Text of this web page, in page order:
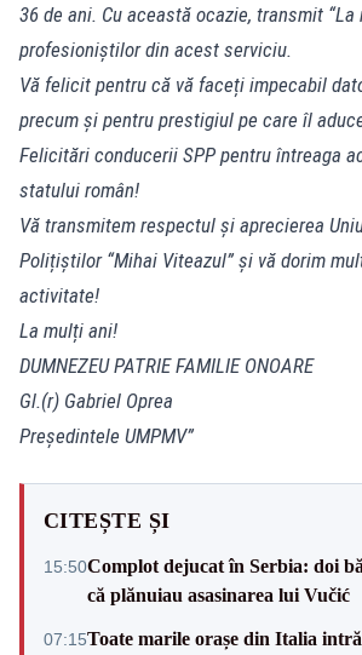
36 de ani. Cu această ocazie, transmit
profesioniștilor din acest serviciu.
Vă felicit pentru că vă faceți impecabil
precum și pentru prestigiul pe care îl
Felicitări conducerii SPP pentru întreaga
statului român!
Vă transmitem respectul și aprecierea
Polițiștilor “Mihai Viteazul” și vă dorim
activitate!
La mulți ani!
DUMNEZEU PATRIE FAMILIE ONOARE
Gl.(r) Gabriel Oprea
Președintele UMPMV”
CITEȘTE ȘI
15:50Complot dejucat în Serbia: doi
că plănuiau asasinarea lui Vučić
07:15Toate marile orașe din Italia